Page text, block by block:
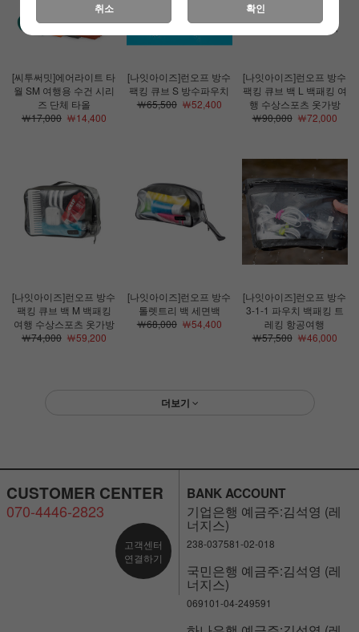
[씨투써밋]에어라이트 타
월 SM 여행용 수건 시리
즈 단체 타올
￦17,000￦14,400
[나잇아이즈]런오프 방수
팩킹 큐브 S 방수파우치
￦65,500￦52,400
[나잇아이즈]런오프 방수
팩킹 큐브 백 L 백패킹 여
행 수상스포츠 옷가방
￦90,000￦72,000
[나잇아이즈]런오프 방수
팩킹 큐브 백 M 백패킹
여행 수상스포츠 옷가방
￦74,000￦59,200
[나잇아이즈]런오프 방수
톨렛트리 백 세면백
￦68,000￦54,400
[나잇아이즈]런오프 방수
3-1-1 파우치 백패킹 트
레킹 항공여행
￦57,500￦46,000
더보기
CUSTOMER CENTER
070-4446-2823
고객센터
연결하기
BANK ACCOUNT
기업은행 예금주:김석영 (레
너지스)
238-037581-02-018
국민은행 예금주:김석영 (레
너지스)
069101-04-249591
취소 확인